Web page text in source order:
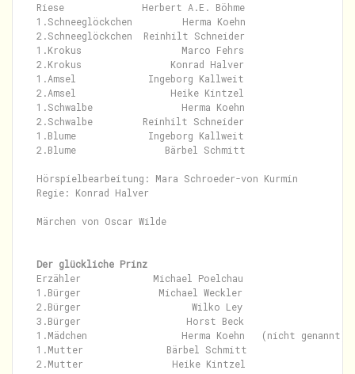
Riese              Herbert A.E. Böhme
1.Schneeglöckchen         Herma Koehn
2.Schneeglöckchen  Reinhilt Schneider
1.Krokus                  Marco Fehrs
2.Krokus                Konrad Halver
1.Amsel             Ingeborg Kallweit
2.Amsel                 Heike Kintzel
1.Schwalbe                Herma Koehn
2.Schwalbe         Reinhilt Schneider
1.Blume             Ingeborg Kallweit
2.Blume                Bärbel Schmitt
Hörspielbearbeitung: Mara Schroeder-von Kurmin
Regie: Konrad Halver
Märchen von Oscar Wilde
Der glückliche Prinz
Erzähler             Michael Poelchau
1.Bürger              Michael Weckler
2.Bürger                    Wilko Ley
3.Bürger                   Horst Beck
1.Mädchen                 Herma Koehn   (nicht genannt)
1.Mutter               Bärbel Schmitt
2.Mutter                Heike Kintzel